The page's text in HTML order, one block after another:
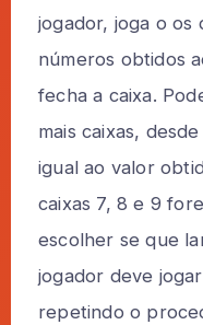
jogador, joga o os
números obtidos
fecha a caixa.
mais caixas,
igual ao valor
caixas 7, 8 e 9
escolher se que
jogador deve
repetindo o